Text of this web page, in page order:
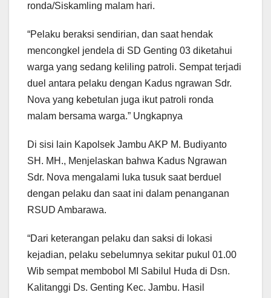
ronda/Siskamling malam hari.
“Pelaku beraksi sendirian, dan saat hendak
mencongkel jendela di SD Genting 03 diketahui
warga yang sedang keliling patroli. Sempat terjadi
duel antara pelaku dengan Kadus ngrawan Sdr.
Nova yang kebetulan juga ikut patroli ronda
malam bersama warga.” Ungkapnya
Di sisi lain Kapolsek Jambu AKP M. Budiyanto
SH. MH., Menjelaskan bahwa Kadus Ngrawan
Sdr. Nova mengalami luka tusuk saat berduel
dengan pelaku dan saat ini dalam penanganan
RSUD Ambarawa.
“Dari keterangan pelaku dan saksi di lokasi
kejadian, pelaku sebelumnya sekitar pukul 01.00
Wib sempat membobol MI Sabilul Huda di Dsn.
Kalitanggi Ds. Genting Kec. Jambu. Hasil